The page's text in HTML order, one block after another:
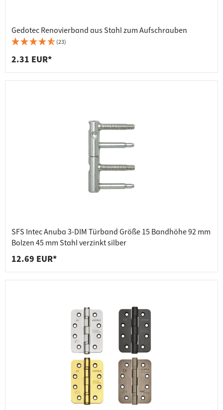
Gedotec Renovierband aus Stahl zum Aufschrauben
(23)
2.31 EUR*
SFS Intec Anuba 3-DIM Türband Größe 15 Bandhöhe 92 mm
Bolzen 45 mm Stahl verzinkt silber
12.69 EUR*